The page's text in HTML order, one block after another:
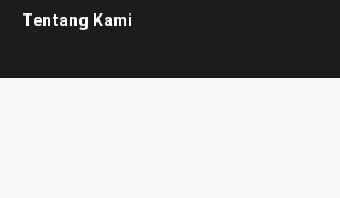
Tentang Kami